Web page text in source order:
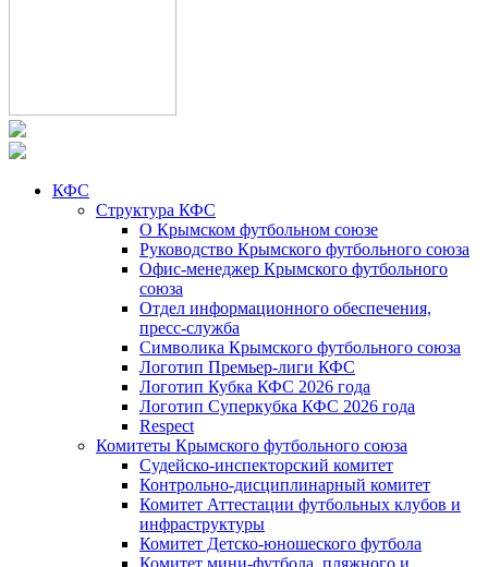
КФС
Структура КФС
О Крымском футбольном союзе
Руководство Крымского футбольного союза
Офис-менеджер Крымского футбольного
союза
Отдел информационного обеспечения,
пресс-служба
Символика Крымского футбольного союза
Логотип Премьер-лиги КФС
Логотип Кубка КФС 2026 года
Логотип Суперкубка КФС 2026 года
Respect
Комитеты Крымского футбольного союза
Судейско-инспекторский комитет
Контрольно-дисциплинарный комитет
Комитет Аттестации футбольных клубов и
инфраструктуры
Комитет Детско-юношеского футбола
Комитет мини-футбола, пляжного и